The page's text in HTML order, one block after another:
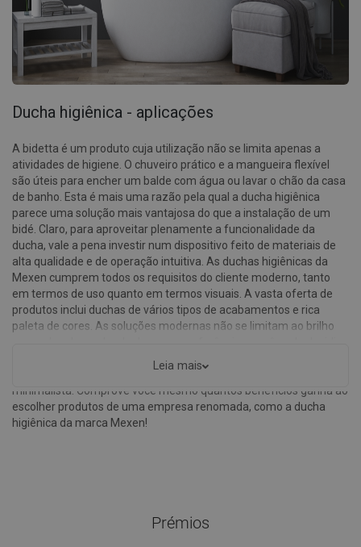
Ducha higiênica - aplicações
A bidetta é um produto cuja utilização não se limita apenas a
atividades de higiene. O chuveiro prático e a mangueira flexível
são úteis para encher um balde com água ou lavar o chão da casa
de banho. Esta é mais uma razão pela qual a ducha higiênica
parece uma solução mais vantajosa do que a instalação de um
bidé. Claro, para aproveitar plenamente a funcionalidade da
ducha, vale a pena investir num dispositivo feito de materiais de
alta qualidade e de operação intuitiva. As duchas higiênicas da
Mexen cumprem todos os requisitos do cliente moderno, tanto
em termos de uso quanto em termos visuais. A vasta oferta de
produtos inclui duchas de vários tipos de acabamentos e rica
paleta de cores. As soluções modernas não se limitam ao brilho
que a ducha higiênica tenha cor preta, branca ou até dourada. A
minimalista. Comprove você mesmo quantos benefícios ganha ao
escolher produtos de uma empresa renomada, como a ducha
higiênica da marca Mexen!
Leia mais
Prémios